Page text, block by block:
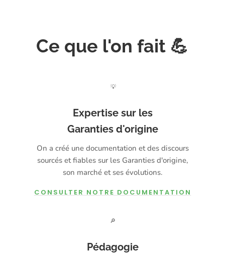
Ce que l'on fait 💪
💡
Expertise sur les
Garanties d'origine
On a créé une documentation et des discours
sourcés et fiables sur les Garanties d'origine,
son marché et ses évolutions.
CONSULTER NOTRE DOCUMENTATION
🔎
Pédagogie